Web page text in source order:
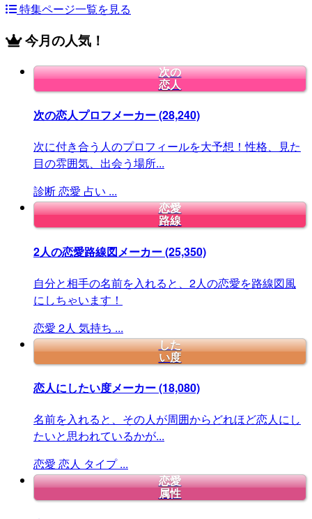
特集ページ一覧を見る
今月の人気！
次の
恋人
次の恋人プロフメーカー(28,240)
次に付き合う人のプロフィールを大予想！性格、見た
目の雰囲気、出会う場所...
診断恋愛 占い ...
恋愛
路線
2人の恋愛路線図メーカー(25,350)
自分と相手の名前を入れると、2人の恋愛を路線図風
にしちゃいます！
恋愛 2人 気持ち ...
した
い度
恋人にしたい度メーカー(18,080)
名前を入れると、その人が周囲からどれほど恋人にし
たいと思われているかが...
恋愛 恋人 タイプ ...
恋愛
属性